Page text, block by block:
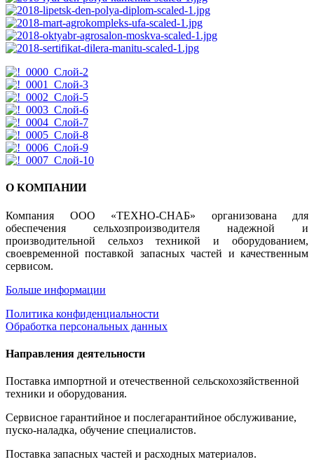
О КОМПАНИИ
Компания ООО «ТЕХНО-СНАБ» организована для
обеспечения сельхозпроизводителя надежной и
производительной сельхоз техникой и оборудованием,
своевременной поставкой запасных частей и качественным
сервисом.
Больше информации
Политика конфиденциальности
Обработка персональных данных
Направления деятельности
Поставка импортной и отечественной сельскохозяйственной
техники и оборудования.
Сервисное гарантийное и послегарантийное обслуживание,
пуско-наладка, обучение специалистов.
Поставка запасных частей и расходных материалов.